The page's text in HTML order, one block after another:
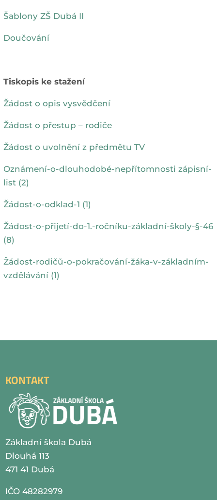
Šablony ZŠ Dubá II
Doučování
Tiskopis ke stažení
Žádost o opis vysvědčení
Žádost o přestup – rodiče
Žádost o uvolnění z předmětu TV
Oznámení-o-dlouhodobé-nepřítomnosti zápisní-
list (2)
Žádost-o-odklad-1 (1)
Žádost-o-přijetí-do-1.-ročníku-základní-školy-§-46
(8)
Žádost-rodičů-o-pokračování-žáka-v-základním-
vzdělávání (1)
KONTAKT
Základní škola Dubá
Dlouhá 113
471 41 Dubá
IČO 48282979